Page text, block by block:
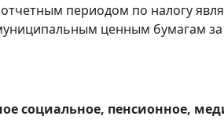
периодом по налогу
ценным бумагам за
социальное, пенсионное,